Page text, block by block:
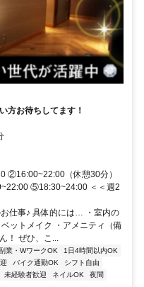
方お待ちしてます！
②16:00~22:00（休憩30分）
⑤18:30~24:00 ＜＜週2
仕事♪ 具体的には… ・室内の
ットメイク ・アメニティ（備
！ ぜひ、こ...
業・WワークOK
1日4時間以内OK
バイク通勤OK
シフト自由
未経験者歓迎 ネイルOK
夜間